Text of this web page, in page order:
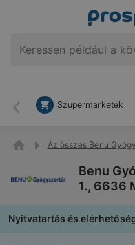
Vissza
Szupermarketek
Az összes Benu
Benu
1., 6636
Nyitvatartás és